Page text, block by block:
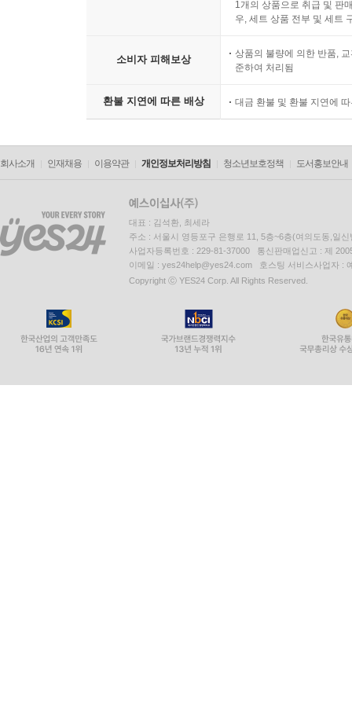
1개의 상품으로 취급 및 판
우, 세트 상품 전부 및 세트
소비자 피해보상
상품의 불량에 의한 반품,
준하여 처리됨
환불 지연에 따른 배상 대금 환불 및 환불 지연에
회사소개 인재채용 이용약관 개인정보처리방침 청소년보호정책 도서홍보안내
대표 : 김석환, 최세라
주소 : 서울시 영등포구 은행로 11, 5층~6층(여의도동,일신
사업자등록번호 : 229-81-37000 통신판매업신고 : 제
이메일 : yes24help@yes24.com 호스팅 서비스사업자 :
Copyright ⓒ YES24 Corp. All Rights Reserved.